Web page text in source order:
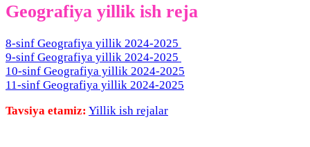
Geografiya yillik ish reja
8-sinf Geografiya yillik 2024-2025
9-sinf Geografiya yillik 2024-2025
10-sinf Geografiya yillik 2024-2025
11-sinf Geografiya yillik 2024-2025
Tavsiya etamiz: Yillik ish rejalar